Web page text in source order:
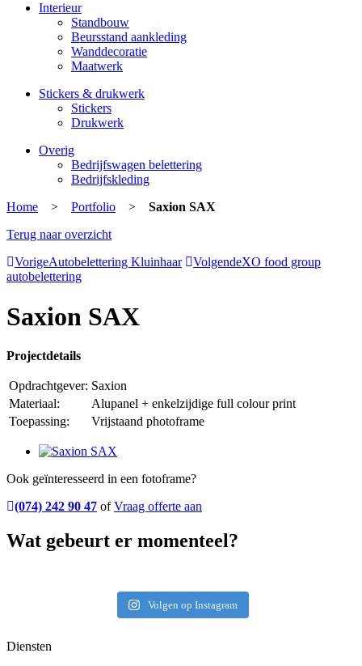
Interieur
Standbouw
Beursstand aankleding
Wanddecoratie
Maatwerk
Stickers & drukwerk
Stickers
Drukwerk
Overig
Bedrijfswagen belettering
Bedrijfskleding
Home > Portfolio > Saxion SAX
Terug naar overzicht
VorigeAutobelettering Kluinhaar VolgendeXO food group
autobelettering
Saxion SAX
Projectdetails
Opdrachtgever: Saxion
Materiaal:
Alupanel + enkelzijdige full colour print
Toepassing:
Vrijstaand photoframe
Ook geïnteresseerd in een fotoframe?
(074) 242 90 47 of Vraag offerte aan
Wat gebeurt er momenteel?
Volgen op Instagram
Diensten